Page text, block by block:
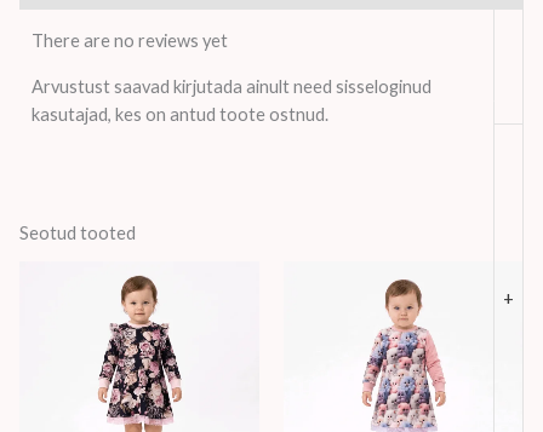
+
There are no reviews yet
Arvustust saavad kirjutada ainult need sisseloginud
kasutajad, kes on antud toote ostnud.
Seotud tooted